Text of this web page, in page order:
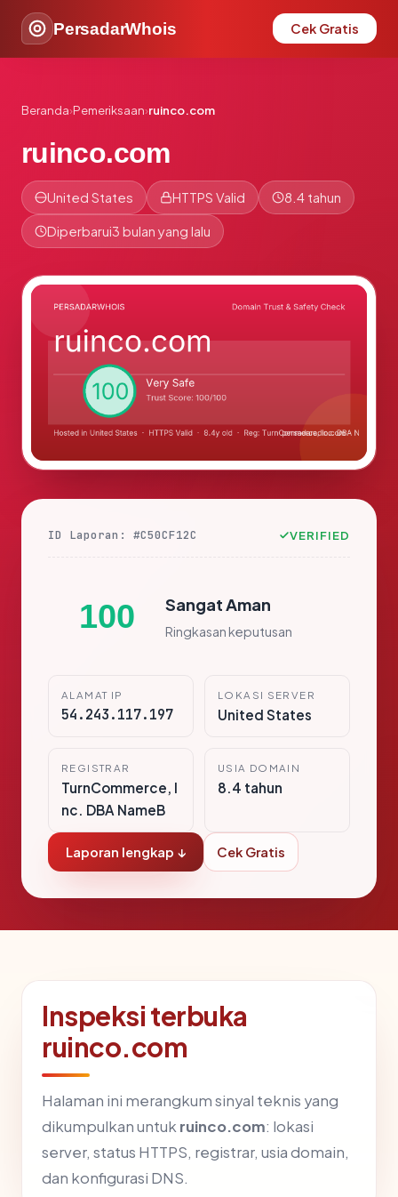
PersadarWhois Cek Gratis
Beranda›Pemeriksaan›ruinco.com
ruinco.com
United States HTTPS Valid 8.4 tahun
Diperbarui3 bulan yang lalu
ID Laporan: #C50CF12C VERIFIED
100 Sangat Aman
Ringkasan keputusan
ALAMAT IP
54.243.117.197
LOKASI SERVER
United States
REGISTRAR
TurnCommerce, I
nc. DBA NameB
USIA DOMAIN
8.4 tahun
Laporan lengkap ↓ Cek Gratis
Inspeksi terbuka
ruinco.com
Halaman ini merangkum sinyal teknis yang
dikumpulkan untukruinco.com: lokasi
server, status HTTPS, registrar, usia domain,
dan konfigurasi DNS.